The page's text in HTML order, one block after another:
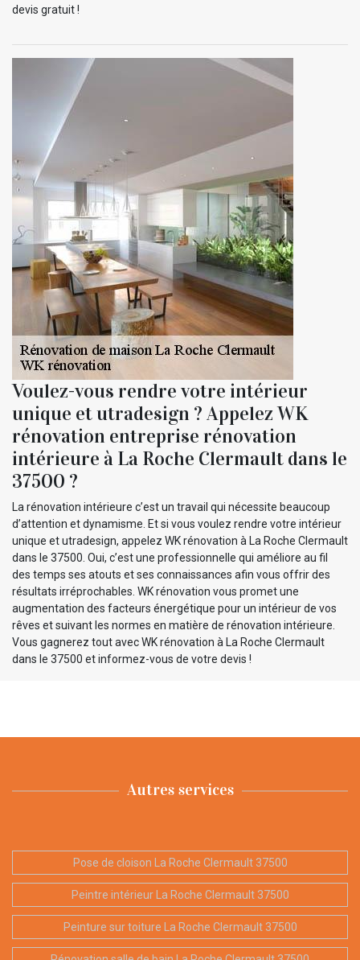
devis gratuit !
Voulez-vous rendre votre intérieur
unique et utradesign ? Appelez WK
rénovation entreprise rénovation
intérieure à La Roche Clermault dans le
37500 ?
La rénovation intérieure c’est un travail qui nécessite beaucoup
d’attention et dynamisme. Et si vous voulez rendre votre intérieur
unique et utradesign, appelez WK rénovation à La Roche Clermault
dans le 37500. Oui, c’est une professionnelle qui améliore au fil
des temps ses atouts et ses connaissances afin vous offrir des
résultats irréprochables. WK rénovation vous promet une
augmentation des facteurs énergétique pour un intérieur de vos
rêves et suivant les normes en matière de rénovation intérieure.
Vous gagnerez tout avec WK rénovation à La Roche Clermault
dans le 37500 et informez-vous de votre devis !
Autres services
Pose de cloison La Roche Clermault 37500
Peintre intérieur La Roche Clermault 37500
Peinture sur toiture La Roche Clermault 37500